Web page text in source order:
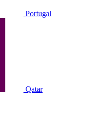
Portugal
Qatar